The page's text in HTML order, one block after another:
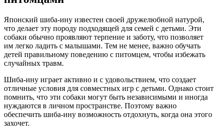
Японский шиба-ину известен своей дружелюбной натурой,
что делает эту породу подходящей для семей с детьми. Эти
собаки обычно проявляют терпение и заботу, что позволяет
им легко ладить с малышами. Тем не менее, важно обучать
детей правильному поведению с питомцем, чтобы избежать
случайных травм.
Шиба-ину играет активно и с удовольствием, что создает
отличные условия для совместных игр с детьми. Однако стоит
помнить, что эти собаки могут быть независимыми и иногда
нуждаются в личном пространстве. Поэтому важно
обеспечить шиба-ину возможность отдохнуть, когда она этого
захочет.